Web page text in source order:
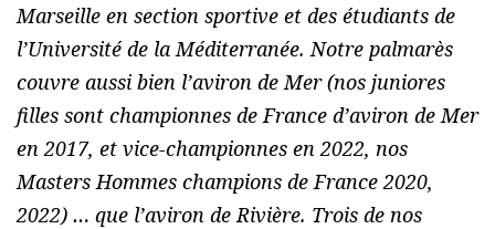
Marseille en section sportive et des étudiants de
l’Université de la Méditerranée. Notre palmarès
couvre aussi bien l’aviron de Mer (nos juniores
filles sont championnes de France d’aviron de Mer
en 2017, et vice-championnes en 2022, nos
Masters Hommes champions de France 2020,
2022) … que l’aviron de Rivière. Trois de nos